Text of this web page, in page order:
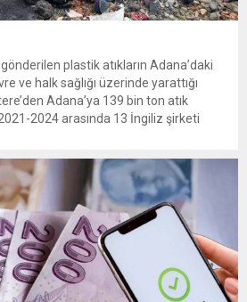
plastik atıkların Adana’daki
ve halk sağlığı üzerinde yarattığı
Adana’ya 139 bin ton atık
2024 arasında 13 İngiliz şirketi